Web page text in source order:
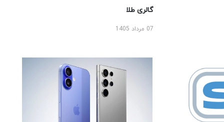
گالری طلا
07 مرداد 1405